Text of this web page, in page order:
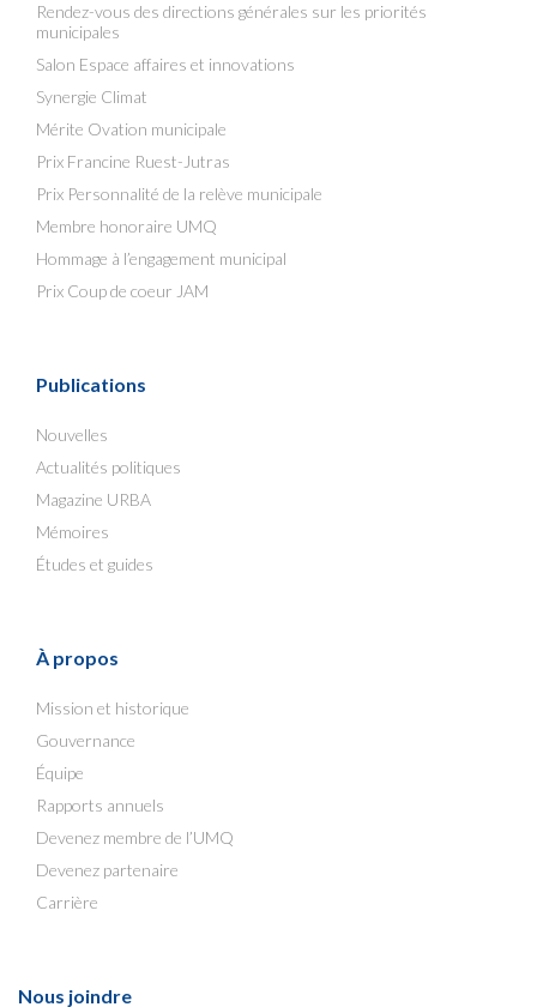
Rendez-vous des directions générales sur les priorités
municipales
Salon Espace affaires et innovations
Synergie Climat
Mérite Ovation municipale
Prix Francine Ruest-Jutras
Prix Personnalité de la relève municipale
Membre honoraire UMQ
Hommage à l’engagement municipal
Prix Coup de coeur JAM
Publications
Nouvelles
Actualités politiques
Magazine URBA
Mémoires
Études et guides
À propos
Mission et historique
Gouvernance
Équipe
Rapports annuels
Devenez membre de l’UMQ
Devenez partenaire
Carrière
Nous joindre